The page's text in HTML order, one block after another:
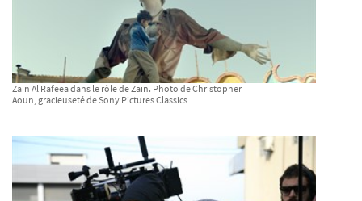
Zain Al Rafeea dans le rôle de Zain. Photo de Christopher
Aoun, gracieuseté de Sony Pictures Classics